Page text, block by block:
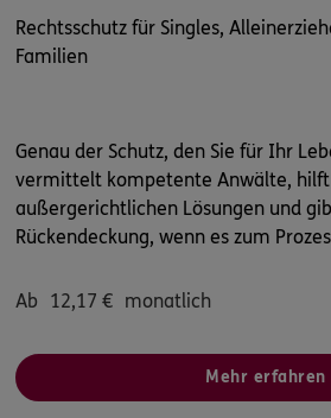
Rechtsschutz für Singles,
Familien
Genau der Schutz, den Sie für Ihr
vermittelt kompetente Anwälte,
außergerichtlichen Lösungen und
Rückendeckung, wenn es zum
Ab 12,17 € monatlich
Mehr erfahren